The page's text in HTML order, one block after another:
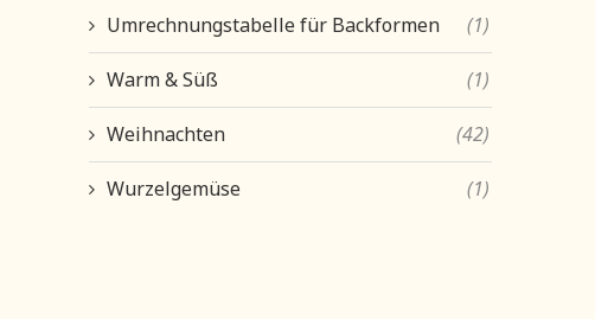
Umrechnungstabelle für Backformen (1)
Warm & Süß (1)
Weihnachten (42)
Wurzelgemüse (1)